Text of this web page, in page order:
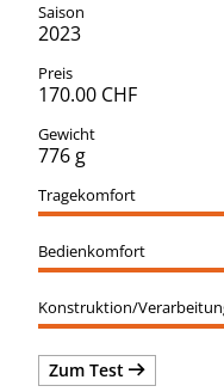
2023
170.00 CHF
776 g
Zum Test